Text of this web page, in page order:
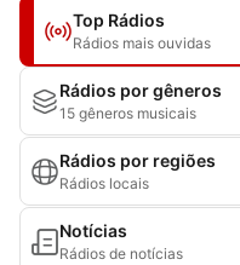
Top Rádios
Rádios mais ouvidas
Rádios por gêneros
15 gêneros musicais
Rádios por regiões
Rádios locais
Notícias
Rádios de notícias